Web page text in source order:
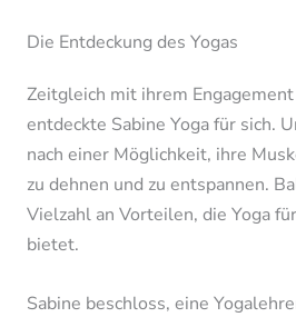
Die Entdeckung des Yogas
Zeitgleich mit ihrem
entdeckte Sabine Yoga für sich.
nach einer Möglichkeit, ihre
zu dehnen und zu entspannen.
Vielzahl an Vorteilen, die Yoga
bietet.
Sabine beschloss, eine